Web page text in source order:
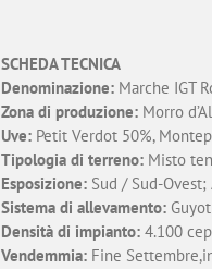
SCHEDA TECNICA
Denominazione:Marche IGT
Zona di produzione:Morro
Uve:Petit Verdot 50%,
Tipologia di terreno:Misto
Esposizione:Sud / Sud-Ovest;
Sistema di allevamento:Guyot
Densità di impianto:4.100
Vendemmia:Fine